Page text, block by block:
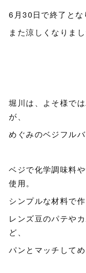
6月30日で終了とな
また涼しくなりま
堀川は、よそ様で
が、
めぐみのベジフル
ベジで化学調味料
使用。
シンプルな材料で
レンズ豆のパテや
ど、
パンとマッチしてめ